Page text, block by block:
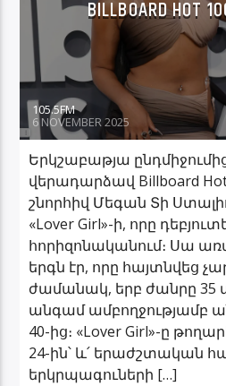
BILLBOARD HOT
105.5FM
6 NOVEMBER 2025
Երկշաբաթյա
վերադարձավ Billboard Hot
շնորհիվ Մեգան Տի
«Lover Girl»-ի, որը
հորիզոնականում։ Սա
երգն էր, որը հայտնվեց
ժամանակ, երբ ժանրը
անգամ ամբողջությամբ
40-ից։ «Lover Girl»-ը
24-ին՝ և՛ երաժշտական
երկրպագուների […]